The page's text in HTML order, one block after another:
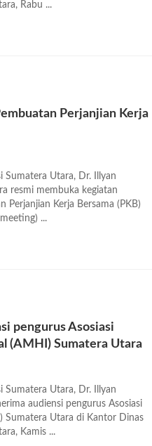
Rabu ...
Perjanjian Kerja
Sumatera Utara, Dr. Illyan
resmi membuka kegiatan
Perjanjian Kerja Bersama (PKB)
...
pengurus Asosiasi
(AMHI) Sumatera Utara
Sumatera Utara, Dr. Illyan
audiensi pengurus Asosiasi
Utara di Kantor Dinas
Kamis ...